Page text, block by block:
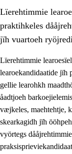
Lïerehtimmie
praktihkeles
jïh vuartoeh
Lïerehtimmie
learoekandidaatide jïh
gellie learohkh
åadtjoeh
væjkeles, maehtehtje,
skearkagidh jïh
vyörtegs